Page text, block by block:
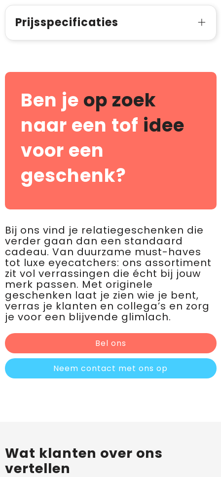
Prijsspecificaties
Ben je op zoek
naar een tof idee
voor een
geschenk?
Bij ons vind je relatiegeschenken die
verder gaan dan een standaard
cadeau. Van duurzame must-haves
tot luxe eyecatchers: ons assortiment
zit vol verrassingen die écht bij jouw
merk passen. Met originele
geschenken laat je zien wie je bent,
verras je klanten en collega’s en zorg
je voor een blijvende glimlach.
Bel ons
Neem contact met ons op
Wat klanten over ons
vertellen